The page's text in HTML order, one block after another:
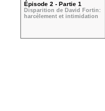
Épisode 2 - Partie 1
Disparition de David Fortin:
harcèlement et intimidation